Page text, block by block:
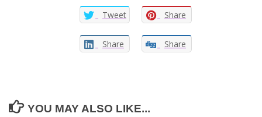
Tweet Share
Share Share
YOU MAY ALSO LIKE...